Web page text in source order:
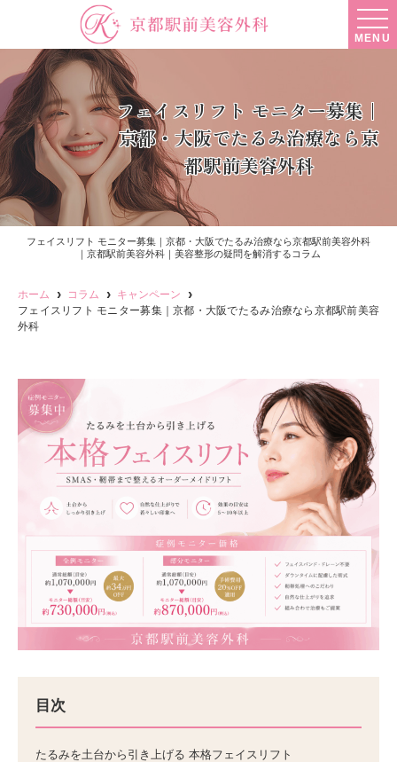
MENU
フェイスリフト モニター募集｜
京都・大阪でたるみ治療なら京
都駅前美容外科
フェイスリフト モニター募集｜京都・大阪でたるみ治療なら京都駅前美容外科
｜京都駅前美容外科｜美容整形の疑問を解消するコラム
ホーム コラム
キャンペーン
フェイスリフト モニター募集｜京都・大阪でたるみ治療なら京都駅前美容
外科
目次
たるみを土台から引き上げる 本格フェイスリフト